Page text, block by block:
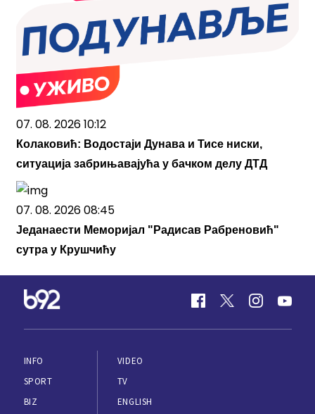
07. 08. 2026 10:12
Колаковић: Водостаји Дунава и Тисе ниски,
ситуација забрињавајућа у бачком делу ДТД
07. 08. 2026 08:45
Једанаести Меморијал "Радисав Рабреновић"
сутра у Крушчићу
INFO
SPORT
BIZ
VIDEO
TV
ENGLISH